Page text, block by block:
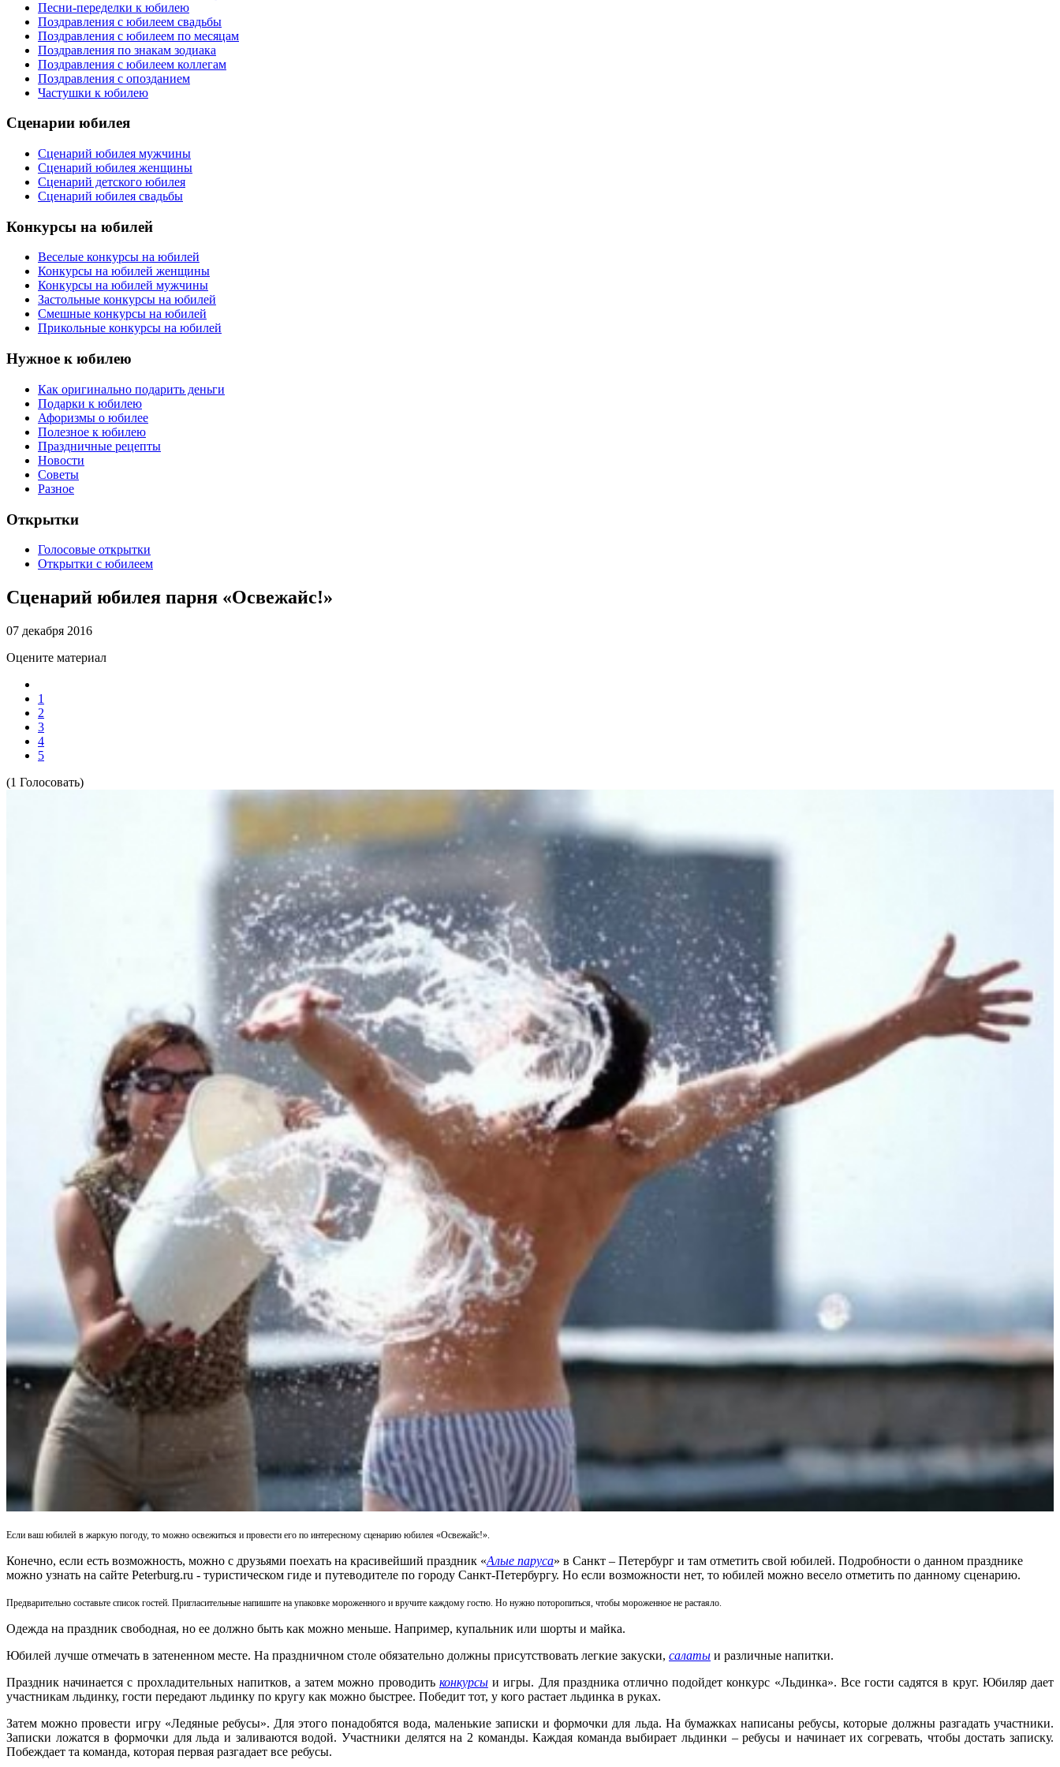
Песни-переделки к юбилею
Поздравления с юбилеем свадьбы
Поздравления с юбилеем по месяцам
Поздравления по знакам зодиака
Поздравления с юбилеем коллегам
Поздравления с опозданием
Частушки к юбилею
Сценарии юбилея
Сценарий юбилея мужчины
Сценарий юбилея женщины
Сценарий детского юбилея
Сценарий юбилея свадьбы
Конкурсы на юбилей
Веселые конкурсы на юбилей
Конкурсы на юбилей женщины
Конкурсы на юбилей мужчины
Застольные конкурсы на юбилей
Смешные конкурсы на юбилей
Прикольные конкурсы на юбилей
Нужное к юбилею
Как оригинально подарить деньги
Подарки к юбилею
Афоризмы о юбилее
Полезное к юбилею
Праздничные рецепты
Новости
Советы
Разное
Открытки
Голосовые открытки
Открытки с юбилеем
Сценарий юбилея парня «Освежайс!»
07 декабря 2016
Оцените материал
1
2
3
4
5
(1 Голосовать)
Если ваш юбилей в жаркую погоду, то можно освежиться и провести его по интересному сценарию юбилея «Освежайс!».
Конечно, если есть возможность, можно с друзьями поехать на красивейший праздник «Алые паруса» в Санкт – Петербург и там отметить свой юбилей. Подробности о данном празднике
можно узнать на сайте Peterburg.ru - туристическом гиде и путеводителе по городу Санкт-Петербургу. Но если возможности нет, то юбилей можно весело отметить по данному сценарию.
Предварительно составьте список гостей. Пригласительные напишите на упаковке мороженного и вручите каждому гостю. Но нужно поторопиться, чтобы мороженное не растаяло.
Одежда на праздник свободная, но ее должно быть как можно меньше. Например, купальник или шорты и майка.
Юбилей лучше отмечать в затененном месте. На праздничном столе обязательно должны присутствовать легкие закуски, салаты и различные напитки.
Праздник начинается с прохладительных напитков, а затем можно проводить конкурсыи игры. Для праздника отлично подойдет конкурс «Льдинка». Все гости садятся в круг. Юбиляр дает
участникам льдинку, гости передают льдинку по кругу как можно быстрее. Победит тот, у кого растает льдинка в руках.
Затем можно провести игру «Ледяные ребусы». Для этого понадобятся вода, маленькие записки и формочки для льда. На бумажках написаны ребусы, которые должны разгадать участники.
Записки ложатся в формочки для льда и заливаются водой. Участники делятся на 2 команды. Каждая команда выбирает льдинки – ребусы и начинает их согревать, чтобы достать записку.
Побеждает та команда, которая первая разгадает все ребусы.